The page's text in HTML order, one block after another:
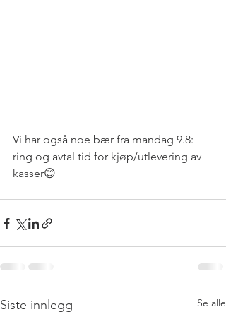
Vi har også noe bær fra mandag 9.8:
ring og avtal tid for kjøp/utlevering av
kasser😊
Siste innlegg Se alle